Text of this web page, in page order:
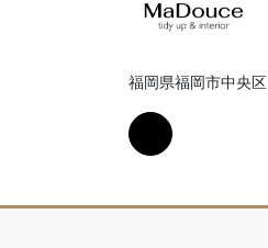
福岡県福岡市中央区